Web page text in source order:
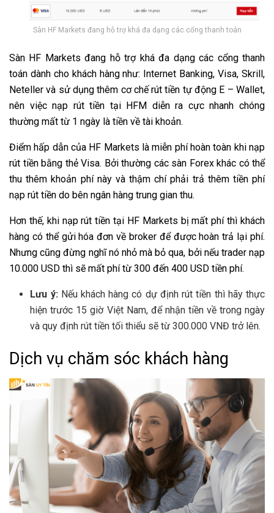
Sàn HF Markets đang hỗ trợ khá đa dạng các cổng thanh toán
Sàn HF Markets đang hỗ trợ khá đa dạng các cổng thanh
toán dành cho khách hàng như: Internet Banking, Visa, Skrill,
Neteller và sử dụng thêm cơ chế rút tiền tự động E – Wallet,
nên việc nạp rút tiền tại HFM diễn ra cực nhanh chóng
thường mất từ 1 ngày là tiền về tài khoản.
Điểm hấp dẫn của HF Markets là miễn phí hoàn toàn khi nạp
rút tiền bằng thẻ Visa. Bởi thường các sàn Forex khác có thể
thu thêm khoản phí này và thậm chí phải trả thêm tiền phí
nạp rút tiền do bên ngân hàng trung gian thu.
Hơn thế, khi nạp rút tiền tại HF Markets bị mất phí thì khách
hàng có thể gửi hóa đơn về broker để được hoàn trả lại phí.
Nhưng cũng đừng nghĩ nó nhỏ mà bỏ qua, bởi nếu trader nạp
10.000 USD thì sẽ mất phí từ 300 đến 400 USD tiền phí.
Lưu ý: Nếu khách hàng có dự định rút tiền thì hãy thực
hiện trước 15 giờ Việt Nam, để nhận tiền về trong ngày
và quy định rút tiền tối thiểu sẽ từ 300.000 VNĐ trở lên.
Dịch vụ chăm sóc khách hàng